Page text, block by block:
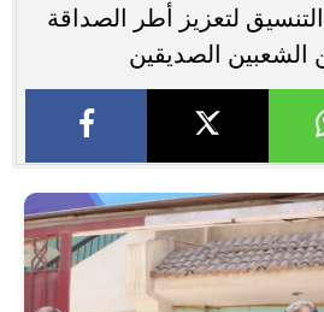
لتعزيز أطر الصداقة
الشعبين الصديقين